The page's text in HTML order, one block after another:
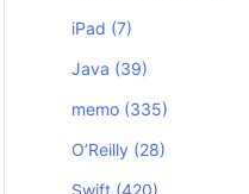
iPad (7)
Java (39)
memo (335)
O’Reilly (28)
Swift (420)